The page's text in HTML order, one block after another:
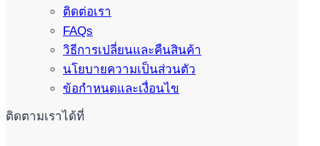
ติดต่อเรา
FAQs
วิธีการเปลี่ยนและคืนสินค้า
นโยบายความเป็นส่วนตัว
ข้อกำหนดและเงื่อนไข
ติดตามเราได้ที่